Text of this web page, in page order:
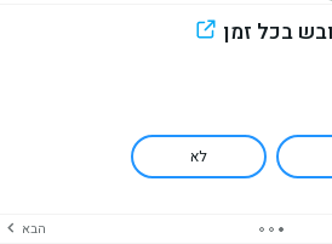
בכל זמן
לא
הבא